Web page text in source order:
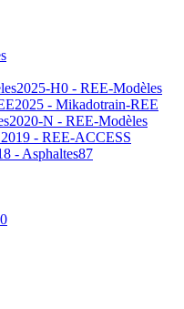
2025-H0 - REE-Modèles
2025 - Mikadotrain-REE
2020-N - REE-Modèles
2019 - REE-ACCESS
- Asphaltes87